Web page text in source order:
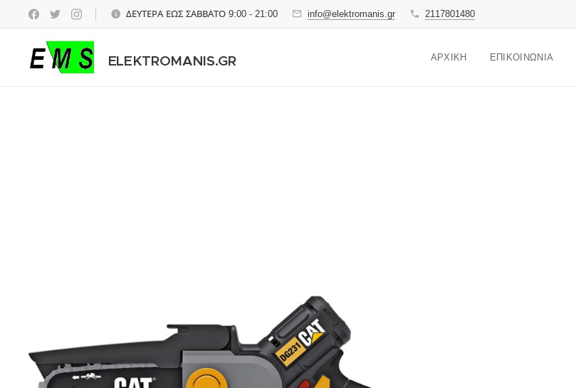
ΔΕΥΤΕΡΑ ΕΩΣ ΣΑΒΒΑΤΟ 9:00 - 21:00 info@elektromanis.gr 2117801480
ELEKTROMANIS.GR ΑΡΧΙΚΉ ΕΠΙΚΟΙΝΩΝΊΑ